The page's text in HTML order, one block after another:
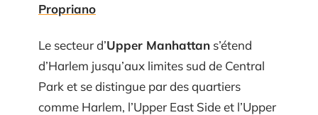
Propriano
Le secteur d’Upper Manhattan s’étend
d’Harlem jusqu’aux limites sud de Central
Park et se distingue par des quartiers
comme Harlem, l’Upper East Side et l’Upper